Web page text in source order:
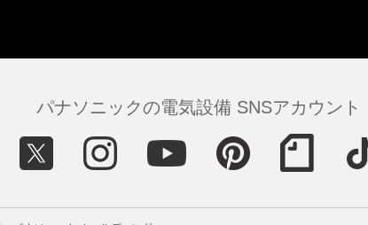
パナソニックの電気設備 SNSアカウント